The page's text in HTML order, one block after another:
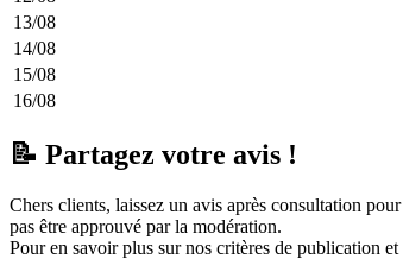
13/08
14/08
15/08
16/08
📝 Partagez votre avis !
Chers clients, laissez un avis après consultation
pas être approuvé par la modération.
Pour en savoir plus sur nos critères de publication